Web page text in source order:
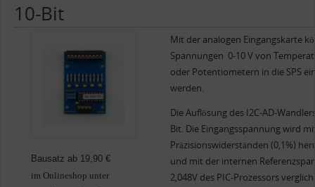
10-Bit
Bausatz ab 19,90 €
im Onlineshop unter
Mit der analogen Eingangskarte
Spannungen 0-10 V von
oder Potentiometern in die SPS
werden.
Die Auflösung des I2C-AD-
Bit. Die Eingangsspannung wird
Präzisionswiderständen (0,1%)
und mit der internen
2,048V des PIC-Prozessors